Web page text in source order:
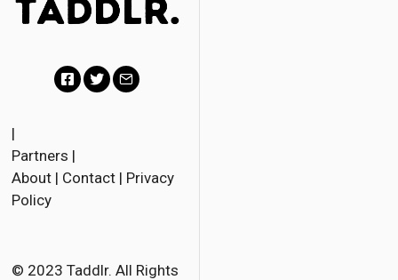
c
e
o
t
r
i
|
Partners |
About | Contact | Privacy
Policy
© 2023 Taddlr. All Rights